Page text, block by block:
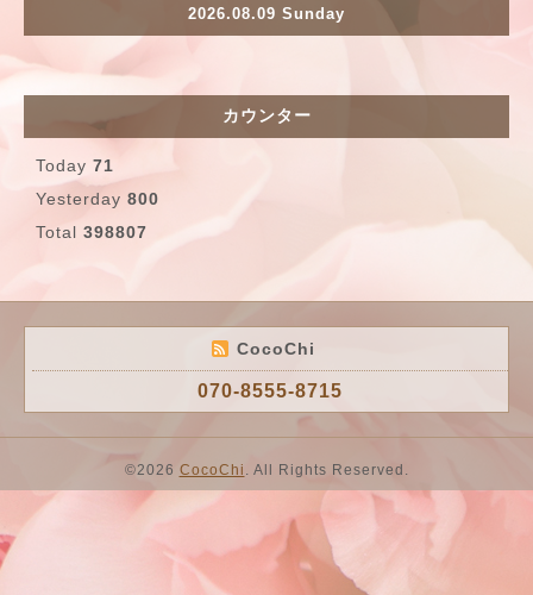
2026.08.09 Sunday
カウンター
Today 71
Yesterday 800
Total 398807
CocoChi
070-8555-8715
©2026 CocoChi . All Rights Reserved.